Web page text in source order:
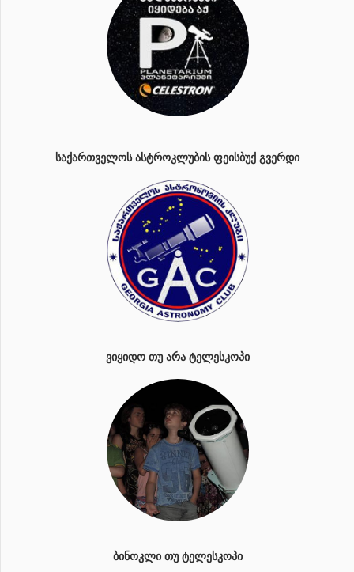
ᲡᲐᲥᲐᲠᲗᲕᲔᲚᲝᲡ ᲐᲡᲢᲠᲝᲙᲚᲣᲑᲘᲡ ᲤᲔᲘᲡᲑᲣᲥ ᲒᲕᲔᲠᲓᲘ
ᲕᲘᲧᲘᲓᲝ ᲗᲣ ᲐᲠᲐ ᲢᲔᲚᲔᲡᲙᲝᲞᲘ
ᲑᲘᲜᲝᲙᲚᲘ ᲗᲣ ᲢᲔᲚᲔᲡᲙᲝᲞᲘ